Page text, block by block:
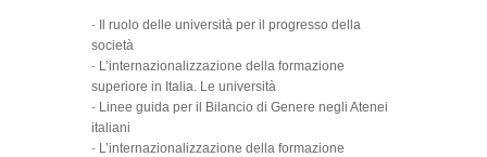
-
Il ruolo delle università per il progresso della
società
- L’internazionalizzazione della formazione
superiore in Italia. Le università
- Linee guida per il Bilancio di Genere negli Atenei
italiani
- L’internazionalizzazione della formazione